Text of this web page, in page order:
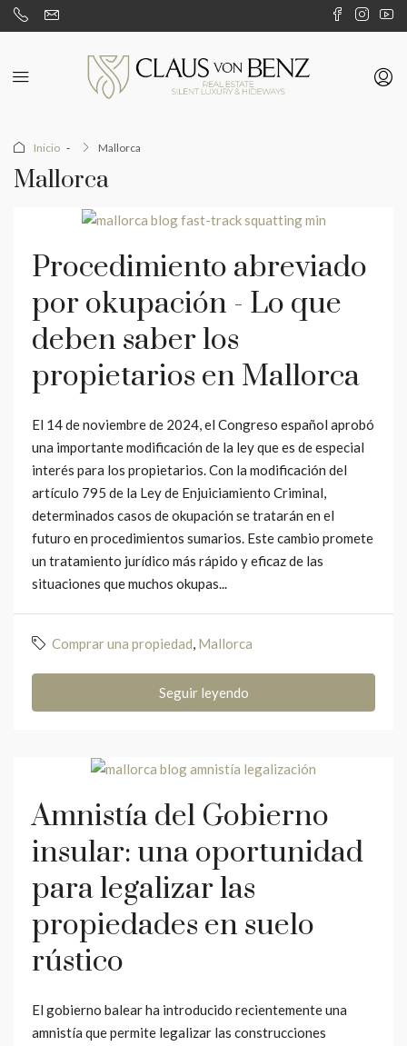
Inicio Mallorca
Mallorca
Procedimiento abreviado
por okupación - Lo que
deben saber los
propietarios en Mallorca
El 14 de noviembre de 2024, el Congreso español aprobó
una importante modificación de la ley que es de especial
interés para los propietarios. Con la modificación del
artículo 795 de la Ley de Enjuiciamiento Criminal,
determinados casos de okupación se tratarán en el
futuro en procedimientos sumarios. Este cambio promete
un tratamiento jurídico más rápido y eficaz de las
situaciones que muchos okupas...
Comprar una propiedad, Mallorca
Seguir leyendo
Amnistía del Gobierno
insular: una oportunidad
para legalizar las
propiedades en suelo
rústico
El gobierno balear ha introducido recientemente una
amnistía que permite legalizar las construcciones